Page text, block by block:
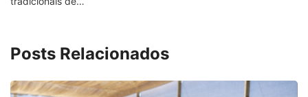
Posts Relacionados